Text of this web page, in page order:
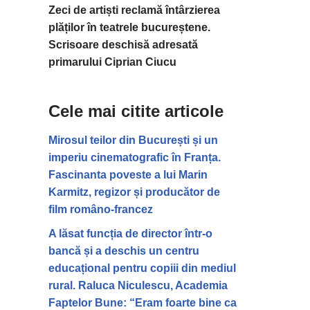
Zeci de artiști reclamă întârzierea
plăților în teatrele bucureștene.
Scrisoare deschisă adresată
primarului Ciprian Ciucu
Cele mai citite articole
Mirosul teilor din București și un
imperiu cinematografic în Franța.
Fascinanta poveste a lui Marin
Karmitz, regizor și producător de
film româno-francez
A lăsat funcția de director într-o
bancă și a deschis un centru
educațional pentru copiii din mediul
rural. Raluca Niculescu, Academia
Faptelor Bune: “Eram foarte bine ca